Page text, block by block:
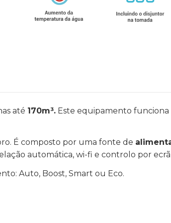
até 170m³. Este equipamento
É composto por uma fonte de
automática, wi-fi e controlo por ecrã
Auto, Boost, Smart ou Eco.